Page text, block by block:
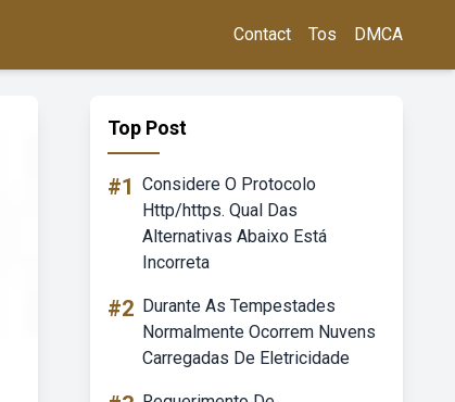
Contact Tos DMCA
Top Post
#1 Considere O Protocolo
Http/https. Qual Das
Alternativas Abaixo Está
Incorreta
#2 Durante As Tempestades
Normalmente Ocorrem Nuvens
Carregadas De Eletricidade